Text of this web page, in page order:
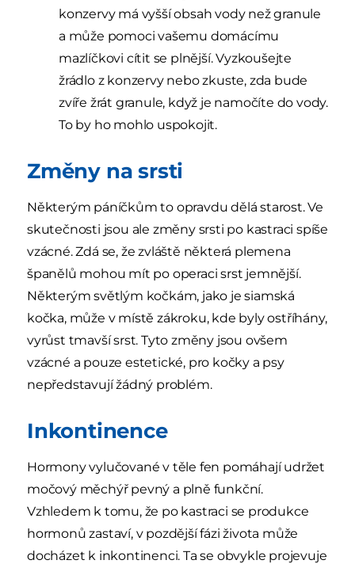
konzervy má vyšší obsah vody než granule
a může pomoci vašemu domácímu
mazlíčkovi cítit se plnější. Vyzkoušejte
žrádlo z konzervy nebo zkuste, zda bude
zvíře žrát granule, když je namočíte do vody.
To by ho mohlo uspokojit.
Změny na srsti
Některým páníčkům to opravdu dělá starost. Ve
skutečnosti jsou ale změny srsti po kastraci spíše
vzácné. Zdá se, že zvláště některá plemena
španělů mohou mít po operaci srst jemnější.
Některým světlým kočkám, jako je siamská
kočka, může v místě zákroku, kde byly ostříhány,
vyrůst tmavší srst. Tyto změny jsou ovšem
vzácné a pouze estetické, pro kočky a psy
nepředstavují žádný problém.
Inkontinence
Hormony vylučované v těle fen pomáhají udržet
močový měchýř pevný a plně funkční.
Vzhledem k tomu, že po kastraci se produkce
hormonů zastaví, v pozdější fázi života může
docházet k inkontinenci. Ta se obvykle projevuje